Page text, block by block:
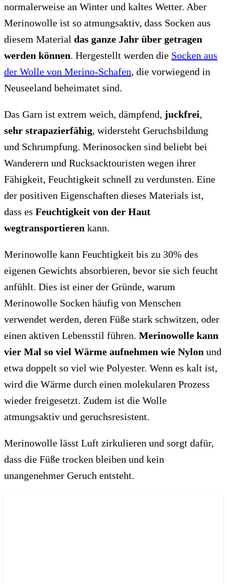
normalerweise an Winter und kaltes Wetter. Aber
Merinowolle ist so atmungsaktiv, dass Socken aus
diesem Material das ganze Jahr über getragen
werden können. Hergestellt werden die Socken aus
der Wolle von Merino-Schafen, die vorwiegend in
Neuseeland beheimatet sind.
Das Garn ist extrem weich, dämpfend, juckfrei,
sehr strapazierfähig, widersteht Geruchsbildung
und Schrumpfung. Merinosocken sind beliebt bei
Wanderern und Rucksacktouristen wegen ihrer
Fähigkeit, Feuchtigkeit schnell zu verdunsten. Eine
der positiven Eigenschaften dieses Materials ist,
dass es Feuchtigkeit von der Haut
wegtransportieren kann.
Merinowolle kann Feuchtigkeit bis zu 30% des
eigenen Gewichts absorbieren, bevor sie sich feucht
anfühlt. Dies ist einer der Gründe, warum
Merinowolle Socken häufig von Menschen
verwendet werden, deren Füße stark schwitzen, oder
einen aktiven Lebensstil führen. Merinowolle kann
vier Mal so viel Wärme aufnehmen wie Nylon und
etwa doppelt so viel wie Polyester. Wenn es kalt ist,
wird die Wärme durch einen molekularen Prozess
wieder freigesetzt. Zudem ist die Wolle
atmungsaktiv und geruchsresistent.
Merinowolle lässt Luft zirkulieren und sorgt dafür,
dass die Füße trocken bleiben und kein
unangenehmer Geruch entsteht.